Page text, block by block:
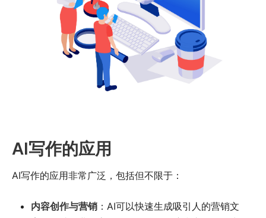
AI写作的应用
AI写作的应用非常广泛，包括但不限于：
内容创作与营销 ：AI可以快速生成吸引人的营销文